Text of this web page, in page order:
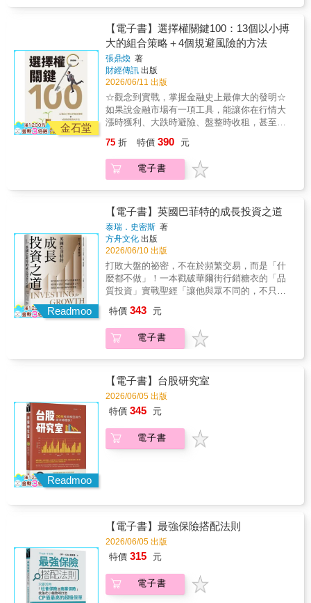
活與事業：坦然接受不確定性、果斷停損控管
這套紀律都能幫你穩步獲利，誠摯推薦給想在
投資中找回從容節奏的你！──股人阿勳，價值
投資實踐者 如果投資只能用一種心法，我會
說：順勢交易。這是一本說透投資本質的好
書，教你從投資獲利的根本原理出發──順勢交
易、尊重市場。作者麥可．卡威爾憑藉深厚功
力，歸納出各路贏家的獲利祕訣。書裡不教複
雜的技術線型與籌碼分析，卻能讓你不論在什
能應用。本書絕對是投資人必備的精神糧食。
──股市阿水，布林通道財經部落客 本書詳細
介紹順勢交易的致勝祕訣，順應市場趨勢，隨
時控制風險，就能讓獲利奔跑！ ──施雅棠，
「美股夢想家」創辦人 凱哥長期在今周學堂
任教，教導大眾如何看懂多空方大數據及型
態，其實正是跟本書的順勢操作觀念不謀而
合，因此看懂籌碼型態順勢操作，就能在牛市
或熊市都能順利投資操作游刃有餘！這本書很
值得推薦大家認真研讀！──黃豐凱，今周學堂
暖神凱哥、《國家級基金操盤手選股教戰手
冊》作者 卡威爾將當代多位偉大交易大師的
智慧結晶全都收錄在這本書裡。閱讀本書，你
將領悟到成功的關鍵。如果忽略這些真理，總
恩．沙普（Van K. Tharp），國際知名投資顧
問、教練，《交易．創造自己的聖盃》、《交
易本事》作者 這是一本投資必讀指南，能確
倫．羅奇（Cullen O. Roche），奧盛投資公司
創辦人暨執行長，《資本主義投資說明書》作
者 我相信要成為一名成功的投資人（或交易
律；二是必須謹慎控管風險，並能夠管理各種
投資組合；三是必須建立買賣策略。在《順勢
盤內行人的祕密，讓你也能自由地在所有市場
做交易──無論是匯市、黃銅、貨幣還是股票，
只要有市場，你都能辦到！卡威爾鼓勵你舉起
那台正在播放財經頻道的電視，現在就把它扔
出窗外吧。你只需要統計圖，並不需要那些噪
名暢銷財經作家，《美元的墜落》作者 如果
你正在想著如何達到超額報酬，那麼買進並持
『共同理財』是合併帳戶、編預算。但我們的
經驗是：關鍵不在那張報表，而是有沒有一起
說出『我們想過怎樣的人生』。《雙薪家庭理
財聖經》這本書打中我們的點，是它不教你死
守預算，而是讓伴侶之間有談錢的共同語言：
從理解金錢心理、十年願望清單、設定共同帳
戶，到每月一小時的『理財會議』，每一步都
很具體。推薦給每一對想一起把未來經營好的
雙薪伴侶：談錢不必傷感情，反而會讓你們更
靠近彼此。」——柚智夫妻／YouTuber、一人
活；或者其中一方擔心負債，另一方卻認為人
就是要活在當下。別怕！這本書就是為此而
寫。暢銷作家、個人理財專家拉米特．塞提，
曾經幫助無數對伴侶擺脫各式各樣的財務困
境、活出真正的富裕人生。翻開本書，你將學
到：▍如何和伴侶開啟積極、正面的財務對
話，從此不再為錢爭吵。▍打造「富裕人生願
景」，和另一半一起勇敢做夢，讓錢實現你們
理想的生活。▍擬訂「清醒支出計畫」，徹底
釐清你們的錢到底都花在哪裡。▍透過「金錢
你和另一半真正熱愛的事物。▍透過簡單的帳
戶設定建立「自動化致富系統」，消費、投資
和儲蓄一次搞定。▍如果你們有債務，如何在
等重大支出，如何做出讓雙方都安心的財務決
定？▍如何教導孩子學習正確的金錢觀？無論
你們財務狀況如何，這本書都能幫助你和另一
半不再為錢煩惱，一起打造更理想的生活，婚
姻與家庭都富裕又安心！富裕推薦——Jet Lee
／「Jet Lee的投資隨筆」版主柚智夫妻／
YouTuber、一人公司經營者珊迪兔／「精算媽
彥行／國立臺灣大學財務金融學系教授（依首
字筆劃排序）「我和柚子常被問：『夫妻一起
創業、一起生活，不會吵架嗎？』會。最容易
吵的，除了工作決策上的意見，還有錢怎麼
『共同理財』是合併帳戶、編預算。但我們的
經驗是：關鍵不在那張報表，而是有沒有一起
說出『我們想過怎樣的人生』。《雙薪家庭理
財聖經》這本書打中我們的點，是它不教你死
守預算，而是讓伴侶之間有談錢的共同語言：
從理解金錢心理、十年願望清單、設定共同帳
戶，到每月一小時的『理財會議』，每一步都
公司經營者
金石堂
【電子書】選擇權關鍵100：13個以小搏
大的組合策略＋4個規避風險的方法
張鼎煥 著
財經傳訊 出版
2026/06/11 出版
☆觀念到實戰，掌握金融史上最偉大的發明☆
如果說金融市場有一項工具，能讓你在行情大
漲時獲利、大跌時避險、盤整時收租，甚至用
了解它嗎？這就是選擇權——被譽為「金融史
上最偉大的發明」。《選擇權關鍵100》是一本
專為華人投資者撰寫的選擇權入門與進階指
週選如何佈局」，再到學術與應用層面的「波
動率指數」、「認購售權證」、「實質選擇
權」，涵蓋了選擇權投資人所需知道的全部核
心知識。
75 折 特價 390 元
電子書
Readmoo
【電子書】英國巴菲特的成長投資之道
泰瑞．史密斯 著
方舟文化 出版
2026/06/10 出版
打敗大盤的祕密，不在於頻繁交易，而是「什
麼都不做」！一本戳破華爾街行銷糖衣的「品
質投資」實戰聖經「讓他與眾不同的，不只是
瑞一向是嘴上說、錢包也跟著做。」——萊
諾．巴爾柏，《金融時報》主編基金經理人泰
瑞．史密斯（Terry Smith），被譽為「英國巴
驚人績效。本書濃縮泰瑞．史密斯數十年的實
戰經驗，完整呈現他與Fundsmith信奉的黃金投
資原則，並深度揭露資產管理產業中鮮少被公
開討論的真相。▋品質投資：買進好公司、不
要付過高的價格……什麼都不做史密斯的投資
風格核心，在於他對「品質」的重視；他堅
找出那些真正具備韌性、能將保留盈餘做高報
檢驗，散戶與專業經理人必讀的避雷指南完整
收錄作者歷經英國脫歐、中美貿易戰與新冠疫
情等危機的實戰覆盤，面對看似前所未有的恐
效，在充滿總經雜訊的逆風局中，更能展現強
大的防禦力。本書不僅揭示高品質企業的辨識
特價 343 元
電子書
Readmoo
【電子書】台股研究室
2026/06/05 出版
特價 345 元
電子書
【電子書】最強保險搭配法則
2026/06/05 出版
特價 315 元
電子書